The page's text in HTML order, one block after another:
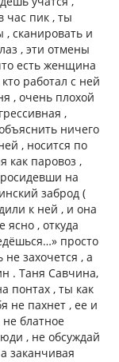
час пик , ты
сканировать и
, эти отмены
есть женщина
работал с ней
, очень плохой
,
ничего
, носится по
как паровоз ,
на
заброд (
к ней , и она
ясно , откуда
просто
захочется , а
. Таня Савчина,
понтах , ты как
не пахнет , ее и
блатное
, не обсуждай
заканчивая